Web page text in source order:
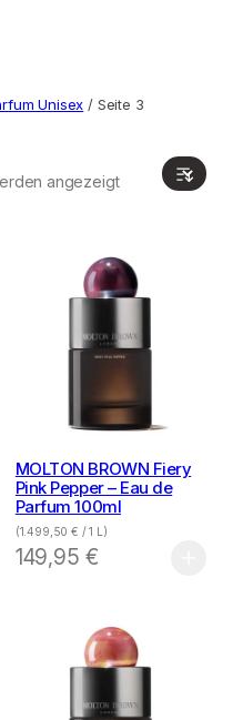
Unisex / Seite 3
angezeigt
MOLTON BROWN Fiery
Pink Pepper – Eau de
Parfum 100ml
(1.499,50€ / 1 L)
149,95 €